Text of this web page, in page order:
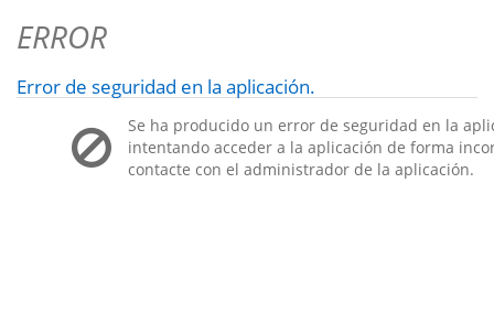
ERROR
Error de seguridad en la aplicación.
Se ha producido un error de seguridad en la
intentando acceder a la aplicación de forma
contacte con el administrador de la aplicación.